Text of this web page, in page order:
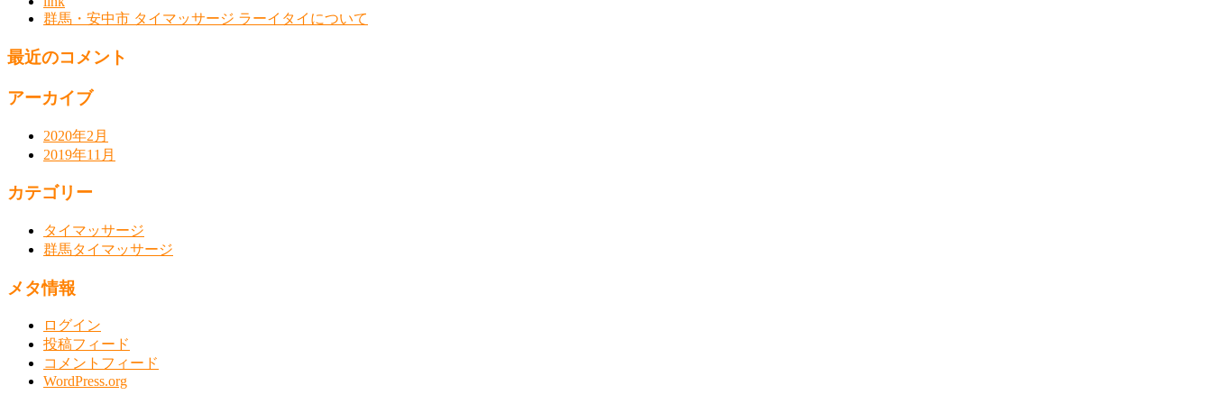
群馬・安中市 タイマッサージ ラーイタイについて
最近のコメント
アーカイブ
2020年2月
2019年11月
カテゴリー
タイマッサージ
群馬タイマッサージ
メタ情報
ログイン
投稿フィード
コメントフィード
WordPress.org